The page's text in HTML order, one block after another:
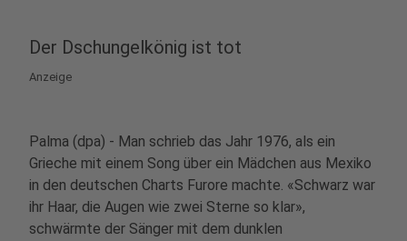
Der Dschungelkönig ist tot
Anzeige
Palma (dpa) - Man schrieb das Jahr 1976, als ein
Grieche mit einem Song über ein Mädchen aus Mexiko
in den deutschen Charts Furore machte. «Schwarz war
ihr Haar, die Augen wie zwei Sterne so klar»,
schwärmte der Sänger mit dem dunklen